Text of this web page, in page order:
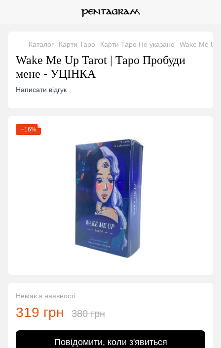
Каталог Карти Таро Карти Таро Не указано Wake Me
Wake Me Up Tarot | Таро Пробуди
мене - УЦІНКА
Написати відгук
−16%
Немає в наявності
319 грн 380 грн
Повідомити, коли з'явиться